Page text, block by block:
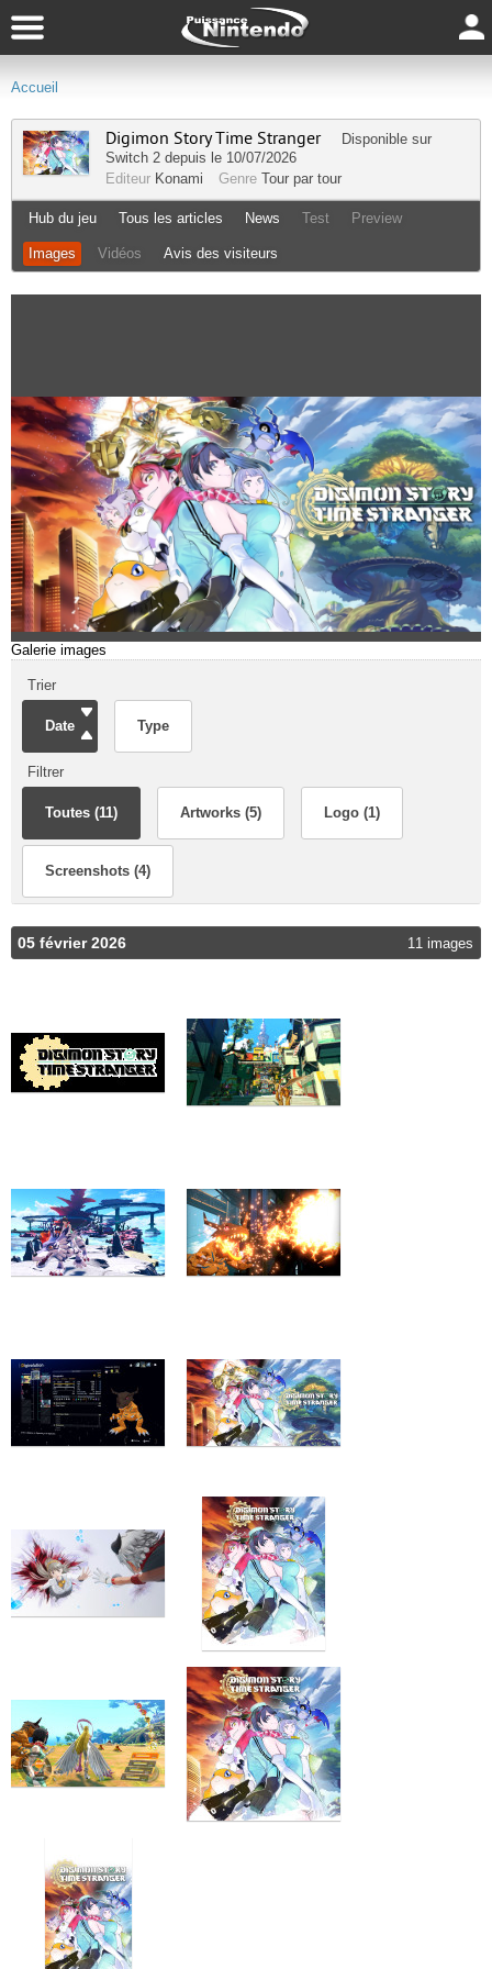
Accueil
Digimon Story Time Stranger
Disponible sur
Switch 2 depuis le 10/07/2026
Editeur Konami Genre Tour par tour
Hub du jeu Tous les articles News Test Preview
Images Vidéos Avis des visiteurs
Galerie images
Trier
Date Type
Filtrer
Toutes (11) Artworks (5) Logo (1)
Screenshots (4)
05 février 2026 11 images